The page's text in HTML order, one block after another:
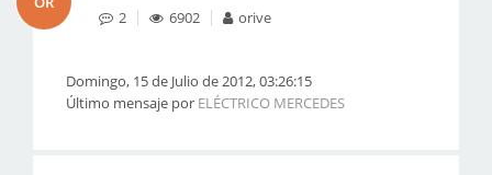
2 6902 orive
Domingo, 15 de Julio de 2012, 03:26:15
Último mensaje por ELÉCTRICO MERCEDES